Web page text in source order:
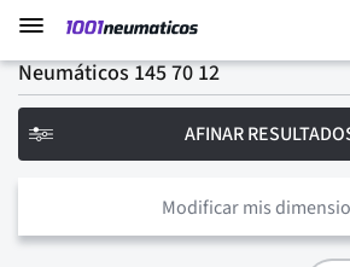
Neumáticos 145 70 12
Modificar mis
AFINAR